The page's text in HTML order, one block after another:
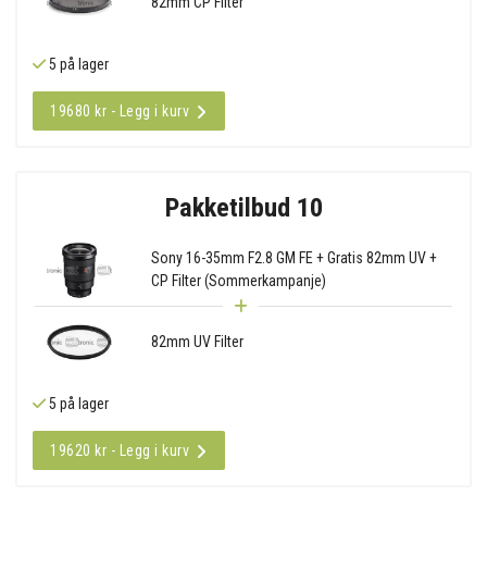
5 på lager
19680 kr - Legg i kurv
Pakketilbud 10
Sony 16-35mm F2.8 GM FE + Gratis 82mm UV +
CP Filter (Sommerkampanje)
82mm UV Filter
5 på lager
19620 kr - Legg i kurv